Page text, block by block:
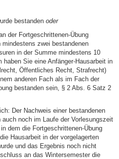
bestanden oder
der Fortgeschrittenen-Übung
zwei bestandenen
in der Summe mindestens 10
Sie eine Anfänger-Hausarbeit in
Öffentliches Recht, Strafrecht)
anderen Fach als im Fach der
bestanden sein, § 2 Abs. 6 Satz 2
Der Nachweis einer bestandenen
noch im Laufe der Vorlesungszeit
dem die Fortgeschrittenen-Übung
Hausarbeit in der vorgelagerten
und das Ergebnis noch nicht
an das Wintersemester die